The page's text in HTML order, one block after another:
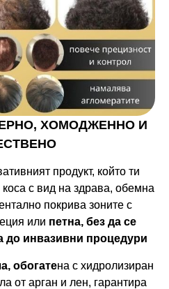
ХОМОДЖЕННО И
продукт, който ти
с вид на здрава, обемна
покрива зоните с
или петна, без да се
до инвазивни процедури
обогатена с хидролизиран
от арган и лен, гарантира